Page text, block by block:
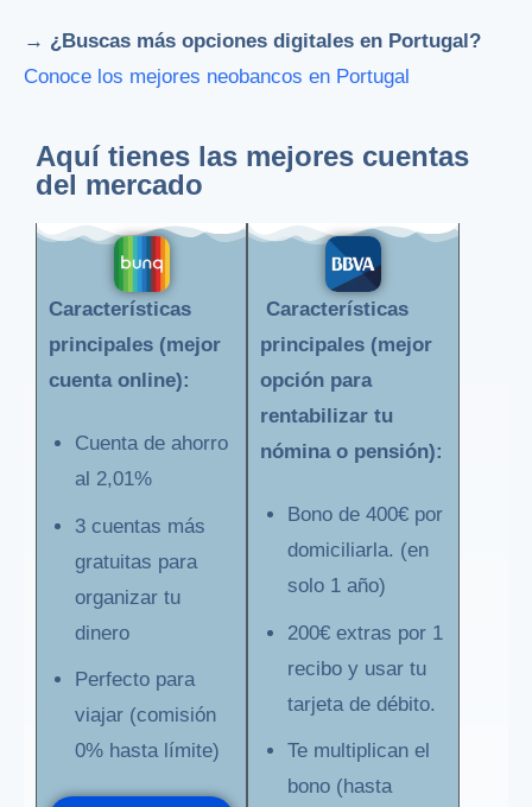
→ ¿Buscas más opciones digitales en Portugal?
Conoce los mejores neobancos en Portugal
Aquí tienes las mejores cuentas
del mercado
Características
principales (mejor
cuenta online):
Cuenta de ahorro
al 2,01%
3 cuentas más
gratuitas para
organizar tu
dinero
Perfecto para
viajar (comisión
0% hasta límite)
Características
principales (mejor
opción para
rentabilizar tu
nómina o pensión):
Bono de 400€ por
domiciliarla. (en
solo 1 año)
200€ extras por 1
recibo y usar tu
tarjeta de débito.
Te multiplican el
bono (hasta